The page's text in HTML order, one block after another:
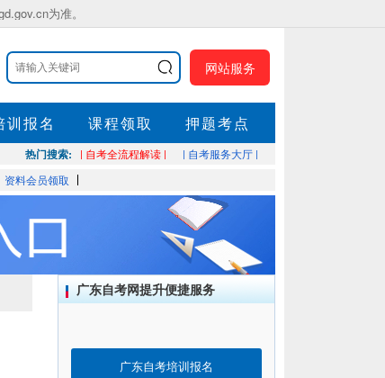
为准。
网站服务
训报名 课程领取 押题考点
热门搜索: | 自考全流程解读 | | 自考服务大厅 |
资料会员领取
广东自考网提升便捷服务
广东自考培训报名